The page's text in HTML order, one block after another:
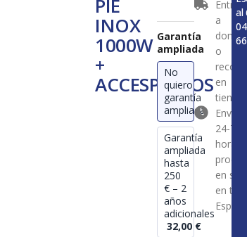
PIE
INOX
1000W
+
ACCESPORIOS
+
ACCESPORIOS
cantidad
Garantía
ampliada
No
quiero
garantía
ampliada
Garantía
ampliada
hasta
250
€ – 2
años
adicionales
32,00 €
a
o
en
tienda
Envío en
24-72
horas
en stock
en toda
España
al
66